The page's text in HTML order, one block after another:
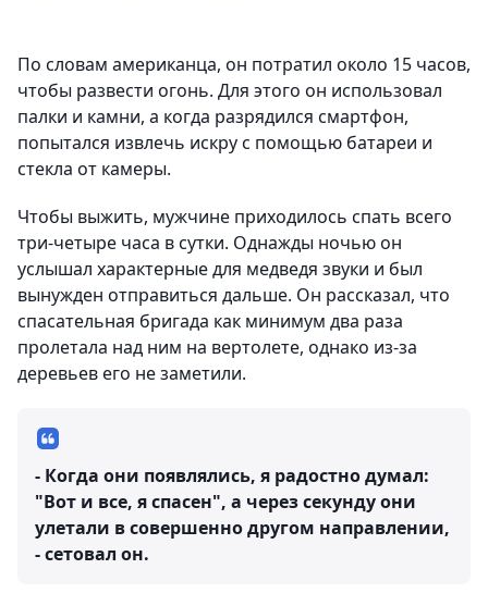
По словам американца, он потратил около 15 часов,
чтобы развести огонь. Для этого он использовал
палки и камни, а когда разрядился смартфон,
попытался извлечь искру с помощью батареи и
стекла от камеры.
Чтобы выжить, мужчине приходилось спать всего
три-четыре часа в сутки. Однажды ночью он
услышал характерные для медведя звуки и был
вынужден отправиться дальше. Он рассказал, что
спасательная бригада как минимум два раза
пролетала над ним на вертолете, однако из-за
деревьев его не заметили.
- Когда они появлялись, я радостно думал:
"Вот и все, я спасен", а через секунду они
улетали в совершенно другом направлении,
- сетовал он.